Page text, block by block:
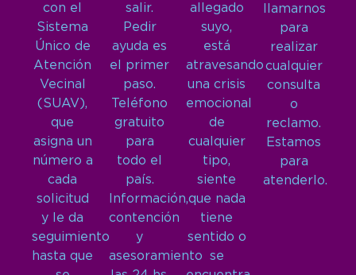
con el
Sistema
Único de
Atención
Vecinal
(SUAV),
que
asigna un
número a
cada
solicitud
y le da
seguimiento
hasta que
salir.
Pedir
ayuda es
el primer
paso.
Teléfono
gratuito
para
todo el
país.
Información,
contención
y
asesoramiento
allegado
suyo,
está
atravesando
una crisis
emocional
de
cualquier
tipo,
siente
que nada
tiene
sentido o
se
llamarnos
para
realizar
cualquier
consulta
o
reclamo.
Estamos
para
atenderlo.